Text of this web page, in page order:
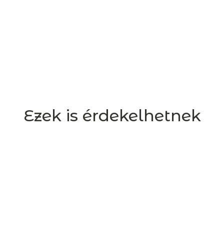
Ezek is érdekelhetnek